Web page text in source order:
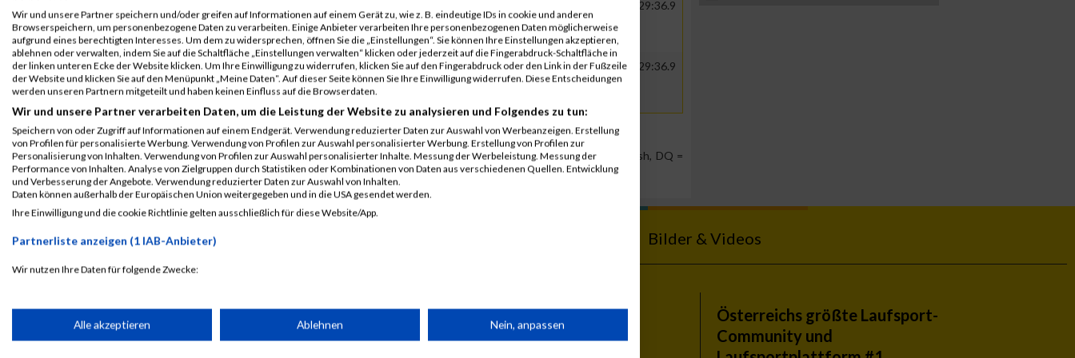
Einzelwertung
männlich
Forderungsmanagement GmbH
01:29:36.9
B2Run Nürnberg
Teamwertung
mixed
5481 Martin Schönlein 0000 GER
EOS SAF
Forderungsmanagement GmbH
00:37:38.6 01:29:36.9
Legende:
GPos = Geschlechter Position, KPos = Kategorie Position, TPos = Team Position, DNS = Did not start, DNF = Did not finish, DQ =
Disqualifiziert
Laufsport Anmeldung Bilder & Videos
Themen
Österreichs größte Laufsport-
Community und
Wir und unsere Partner speichern und/oder greifen auf Informationen auf einem Gerät zu, wie z. B. eindeutige IDs in cookie und anderen
Browserspeichern, um personenbezogene Daten zu verarbeiten. Einige Anbieter verarbeiten Ihre personenbezogenen Daten möglicherweise
aufgrund eines berechtigten Interesses. Um dem zu widersprechen, öffnen Sie die „Einstellungen“. Sie können Ihre Einstellungen akzeptieren,
ablehnen oder verwalten, indem Sie auf die Schaltfläche „Einstellungen verwalten“ klicken oder jederzeit auf die Fingerabdruck-Schaltfläche in
der linken unteren Ecke der Website klicken. Um Ihre Einwilligung zu widerrufen, klicken Sie auf den Fingerabdruck oder den Link in der Fußzeile
der Website und klicken Sie auf den Menüpunkt „Meine Daten“. Auf dieser Seite können Sie Ihre Einwilligung widerrufen. Diese Entscheidungen
werden unseren Partnern mitgeteilt und haben keinen Einfluss auf die Browserdaten.
Wir und unsere Partner verarbeiten Daten, um die Leistung der Website zu analysieren und Folgendes zu tun:
Speichern von oder Zugriff auf Informationen auf einem Endgerät. Verwendung reduzierter Daten zur Auswahl von Werbeanzeigen. Erstellung
von Profilen für personalisierte Werbung. Verwendung von Profilen zur Auswahl personalisierter Werbung. Erstellung von Profilen zur
Personalisierung von Inhalten. Verwendung von Profilen zur Auswahl personalisierter Inhalte. Messung der Werbeleistung. Messung der
Performance von Inhalten. Analyse von Zielgruppen durch Statistiken oder Kombinationen von Daten aus verschiedenen Quellen. Entwicklung
und Verbesserung der Angebote. Verwendung reduzierter Daten zur Auswahl von Inhalten.
Daten können außerhalb der Europäischen Union weitergegeben und in die USA gesendet werden.
Ihre Einwilligung und die cookie Richtlinie gelten ausschließlich für diese Website/App.
Partnerliste anzeigen (1 IAB-Anbieter)
Wir nutzen Ihre Daten für folgende Zwecke:
Speichern von oder Zugriff auf Informationen auf einem Endgerät
Alle akzeptieren Ablehnen Nein, anpassen